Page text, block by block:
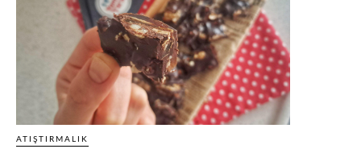
ATIŞTIRMALIK